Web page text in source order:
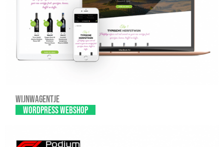
Wijnwagentje
WordPress webshop